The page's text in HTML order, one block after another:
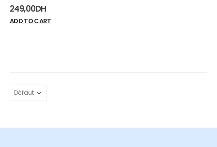
0 sur 5
249,00DH
ADD TO CART